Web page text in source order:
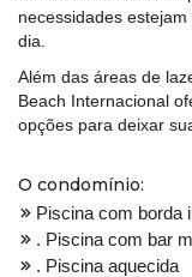
necessidades
dia.
Além das áreas de
Beach Internacional
opções para deixar
O condomínio:
Piscina com borda
. Piscina com bar
. Piscina aquecida